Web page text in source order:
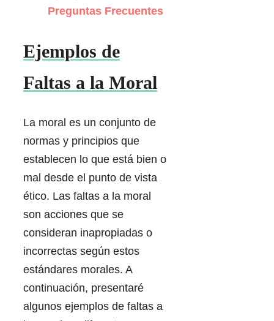
Preguntas Frecuentes
Ejemplos de
Faltas a la Moral
La moral es un conjunto de
normas y principios que
establecen lo que está bien o
mal desde el punto de vista
ético. Las faltas a la moral
son acciones que se
consideran inapropiadas o
incorrectas según estos
estándares morales. A
continuación, presentaré
algunos ejemplos de faltas a